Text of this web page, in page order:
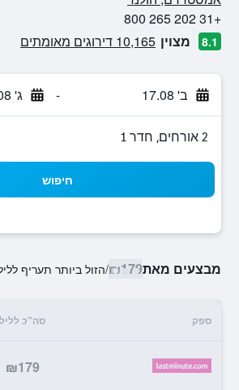
+31 202 265 800
8.1 מצוין 10,165 דירוגים מאומתים
ב' 17.08 - ג' 18.08
2 אורחים, חדר 1
חיפוש
מבצעים מאת₪179
/הזול ביותר תעריף
ספק סה"כ
₪179